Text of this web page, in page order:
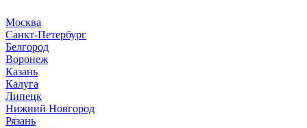
Москва
Санкт-Петербург
Белгород
Воронеж
Казань
Калуга
Липецк
Нижний Новгород
Рязань